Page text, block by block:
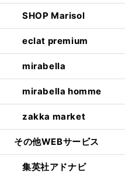
SHOP Marisol
eclat premium
mirabella
mirabella homme
zakka market
その他WEBサービス
集英社アドナビ